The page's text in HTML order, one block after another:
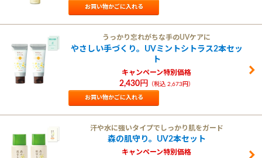
お買い物かごに
お出かけ前